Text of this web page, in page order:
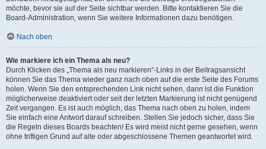
möchte, bevor sie auf der Seite sichtbar werden. Bitte kontaktieren Sie die
Board-Administration, wenn Sie weitere Informationen dazu benötigen.
Nach oben
Wie markiere ich ein Thema als neu?
Durch Klicken des „Thema als neu markieren“-Links in der Beitragsansicht
können Sie das Thema wieder ganz nach oben auf die erste Seite des Forums
holen. Wenn Sie den entsprechenden Link nicht sehen, dann ist die Funktion
möglicherweise deaktiviert oder seit der letzten Markierung ist nicht genügend
Zeit vergangen. Es ist auch möglich, das Thema nach oben zu holen, indem
Sie einfach eine Antwort darauf schreiben. Stellen Sie jedoch sicher, dass Sie
die Regeln dieses Boards beachten! Es wird meist nicht gerne gesehen, wenn
ohne triftigen Grund auf alte oder abgeschlossene Themen geantwortet wird.